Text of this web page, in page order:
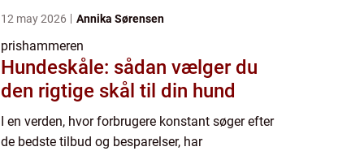
konkurrencedygtige...
12 may 2026 Annika Sørensen
prishammeren
Hundeskåle: sådan vælger du
den rigtige skål til din hund
I en verden, hvor forbrugere konstant søger efter
de bedste tilbud og besparelser, har